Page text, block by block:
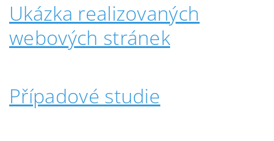
Ukázka realizovaných
webových stránek
Případové studie